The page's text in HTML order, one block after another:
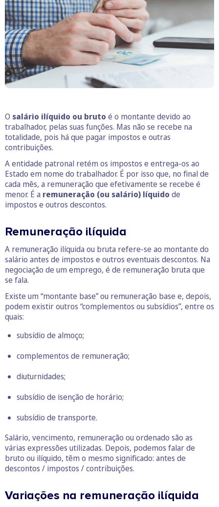
O salário ilíquido ou bruto é o montante devido ao
trabalhador, pelas suas funções. Mas não se recebe na
totalidade, pois há que pagar impostos e outras
contribuições.
A entidade patronal retém os impostos e entrega-os ao
Estado em nome do trabalhador. É por isso que, no final de
cada mês, a remuneração que efetivamente se recebe é
menor. É a remuneração (ou salário) líquido de
impostos e outros descontos.
Remuneração ilíquida
A remuneração ilíquida ou bruta refere-se ao montante do
salário antes de impostos e outros eventuais descontos. Na
negociação de um emprego, é de remuneração bruta que
se fala.
Existe um “montante base” ou remuneração base e, depois,
podem existir outros “complementos ou subsídios”, entre os
quais:
subsídio de almoço;
complementos de remuneração;
diuturnidades;
subsídio de isenção de horário;
subsídio de transporte.
Salário, vencimento, remuneração ou ordenado são as
várias expressões utilizadas. Depois, podemos falar de
bruto ou ilíquido, têm o mesmo significado: antes de
descontos / impostos / contribuições.
Variações na remuneração ilíquida